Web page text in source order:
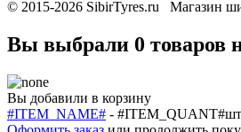
© 2015-2026 SibirTyres.ru Магазин
Вы выбрали 0 товаров
Вы добавили в корзину
#ITEM_NAME# - #ITEM_QUANT#